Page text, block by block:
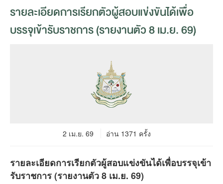
รายละเอียดการเรียกตัวผู้สอบแข่งขันได้เพื่อ
บรรจุเข้ารับราชการ (รายงานตัว 8 เม.ย. 69)
2 เม.ย. 69 อ่าน 1371 ครั้ง
รายละเอียดการเรียกตัวผู้สอบแข่งขันได้เพื่อบรรจุเข้า
รับราชการ (รายงานตัว 8 เม.ย. 69)